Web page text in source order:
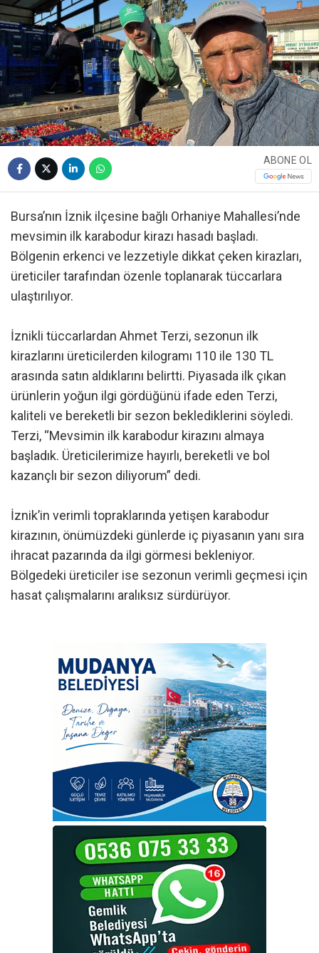
ABONE OL
Bursa’nın İznik ilçesine bağlı Orhaniye Mahallesi’nde
mevsimin ilk karabodur kirazı hasadı başladı.
Bölgenin erkenci ve lezzetiyle dikkat çeken kirazları,
üreticiler tarafından özenle toplanarak tüccarlara
ulaştırılıyor.
İznikli tüccarlardan Ahmet Terzi, sezonun ilk
kirazlarını üreticilerden kilogramı 110 ile 130 TL
arasında satın aldıklarını belirtti. Piyasada ilk çıkan
ürünlerin yoğun ilgi gördüğünü ifade eden Terzi,
kaliteli ve bereketli bir sezon beklediklerini söyledi.
Terzi, “Mevsimin ilk karabodur kirazını almaya
başladık. Üreticilerimize hayırlı, bereketli ve bol
kazançlı bir sezon diliyorum” dedi.
İznik’in verimli topraklarında yetişen karabodur
kirazının, önümüzdeki günlerde iç piyasanın yanı sıra
ihracat pazarında da ilgi görmesi bekleniyor.
Bölgedeki üreticiler ise sezonun verimli geçmesi için
hasat çalışmalarını aralıksız sürdürüyor.